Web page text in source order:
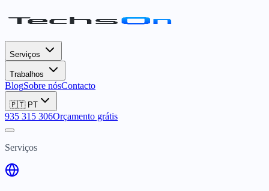
Serviços
Trabalhos
BlogSobre nósContacto
🇵🇹 PT
935 315 306Orçamento grátis
Serviços